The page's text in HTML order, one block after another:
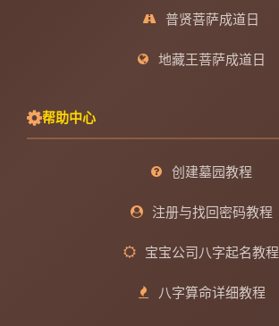
普贤菩萨成道日
地藏王菩萨成道日
帮助中心
创建墓园教程
注册与找回密码教程
宝宝公司八字起名教程
八字算命详细教程